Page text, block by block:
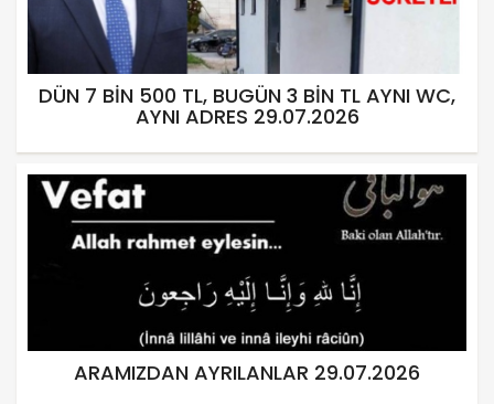
DÜN 7 BİN 500 TL, BUGÜN 3 BİN TL AYNI WC,
AYNI ADRES 29.07.2026
ARAMIZDAN AYRILANLAR 29.07.2026